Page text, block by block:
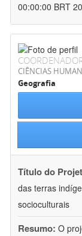
00:00:00 BRT
CIÊNCIAS
Geografia
Título do
das terras
socioculturais
Resumo: O